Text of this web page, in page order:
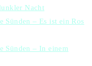
Nacht
Sünden – Es ist ein Ros
Sünden – In einem